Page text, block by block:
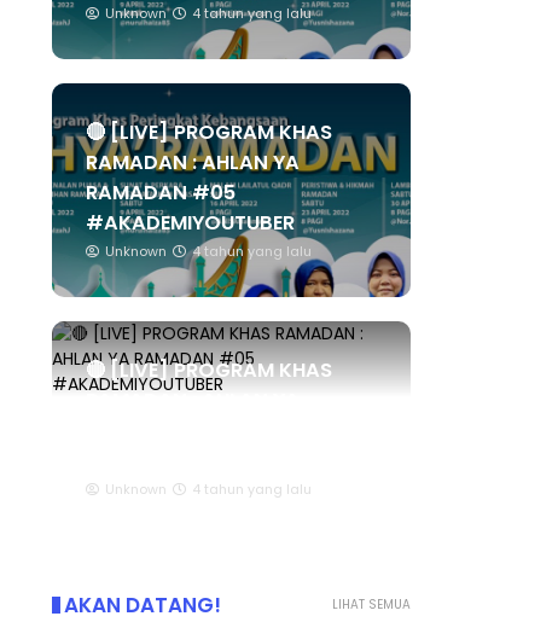
Unknown 4 tahun yang lalu
🔴 [LIVE] PROGRAM KHAS
RAMADAN : AHLAN YA
RAMADAN #05
#AKADEMIYOUTUBER
Unknown 4 tahun yang lalu
🔴 [LIVE] PROGRAM KHAS
Unknown 4 tahun yang lalu
LIHAT SEMUA
AKAN DATANG!